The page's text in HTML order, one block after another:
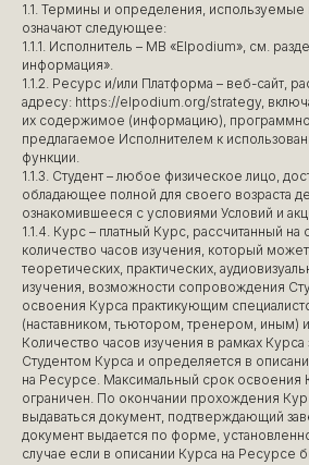
1.1. Термины и определения, используемые
означают следующее:
1.1.1. Исполнитель – MB «Elpodium», см.
информация».
1.1.2. Ресурс и/или Платформа – веб-сайт,
адресу: https://elpodium.org/strategy,
их содержимое (информацию),
предлагаемое Исполнителем к
функции.
1.1.3. Студент – любое физическое лицо,
обладающее полной для своего возраста
ознакомившееся с условиями Условий и
1.1.4. Курс – платный Курс, рассчитанный
количество часов изучения, который
теоретических, практических,
изучения, возможности сопровождения
освоения Курса практикующим
(наставником, тьютором, тренером, иным)
Количество часов изучения в рамках Курса
Студентом Курса и определяется в
на Ресурсе. Максимальный срок освоения
ограничен. По окончании прохождения
выдаваться документ, подтверждающий
документ выдается по форме,
случае если в описании Курса на Ресурсе